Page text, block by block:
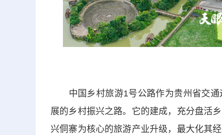
中国乡村旅游1号公路作为贵州省交通
展的乡村振兴之路。它的建成，充分盘活
兴侗寨为核心的旅游产业升级，最大化其